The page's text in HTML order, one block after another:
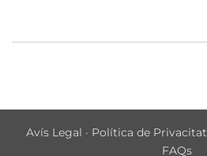
Avís Legal · Política de Privacitat
FAQs